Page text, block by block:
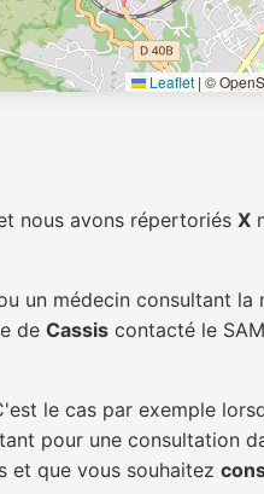
Leaflet | ©
nous avons répertoriés X
un médecin consultant la
de Cassis contacté le
le cas par exemple
pour une consultation
et que vous souhaitez